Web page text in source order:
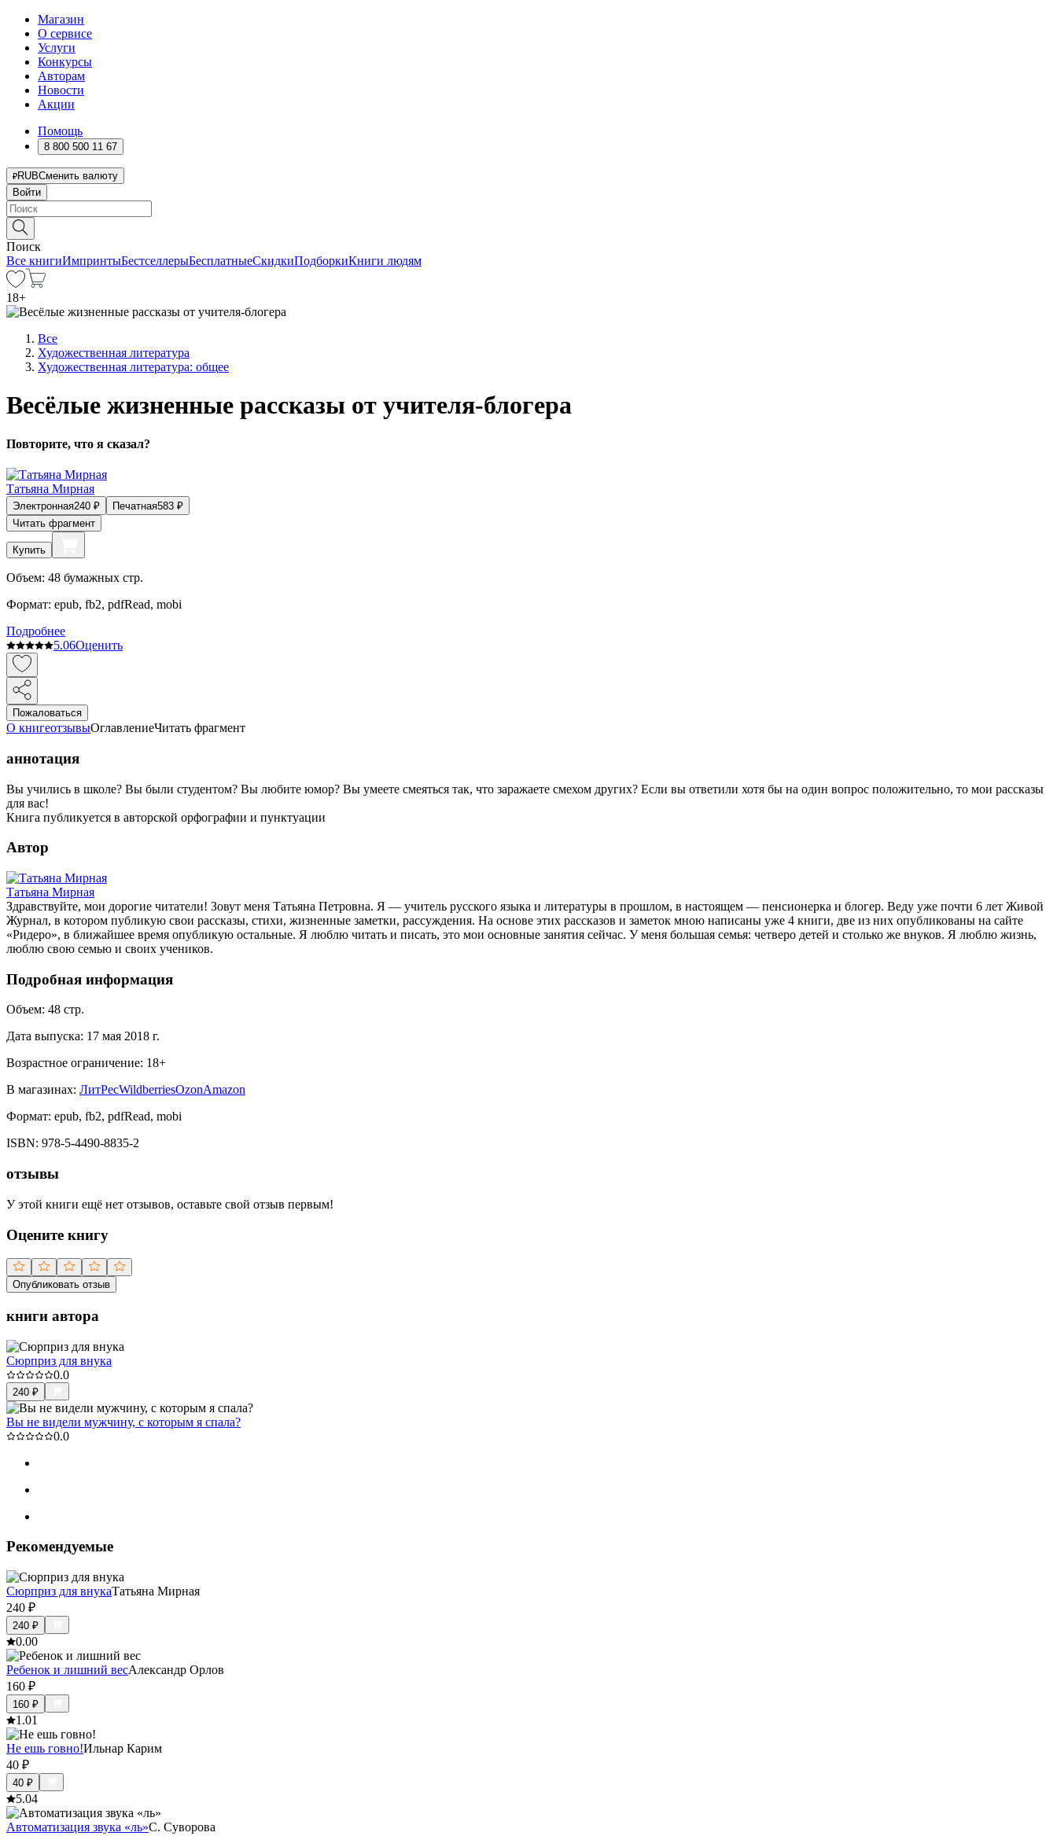
Магазин
О сервисе
Услуги
Конкурсы
Авторам
Новости
Акции
Помощь
8 800 500 11 67
RUBСменить валюту
Войти
Поиск
Все книгиИмпринтыБестселлерыБесплатныеСкидкиПодборкиКниги людям
18+
Все
Художественная литература
Художественная литература: общее
Весёлые жизненные рассказы от учителя-блогера
Повторите, что я сказал?
Татьяна Мирная
Электронная240 ₽ Печатная583 ₽
Читать фрагмент
Купить
Объем: 48 бумажных стр.
Формат: epub, fb2, pdfRead, mobi
Подробнее
5.06Оценить
Пожаловаться
О книгеотзывыОглавлениеЧитать фрагмент
аннотация
Вы учились в школе? Вы были студентом? Вы любите юмор? Вы умеете смеяться так, что заражаете смехом других? Если вы ответили хотя бы на один вопрос положительно, то мои рассказы
для вас!
Книга публикуется в авторской орфографии и пунктуации
Автор
Татьяна Мирная
Здравствуйте, мои дорогие читатели! Зовут меня Татьяна Петровна. Я — учитель русского языка и литературы в прошлом, в настоящем — пенсионерка и блогер. Веду уже почти 6 лет Живой
Журнал, в котором публикую свои рассказы, стихи, жизненные заметки, рассуждения. На основе этих рассказов и заметок мною написаны уже 4 книги, две из них опубликованы на сайте
«Ридеро», в ближайшее время опубликую остальные. Я люблю читать и писать, это мои основные занятия сейчас. У меня большая семья: четверо детей и столько же внуков. Я люблю жизнь,
люблю свою семью и своих учеников.
Подробная информация
Объем: 48 стр.
Дата выпуска: 17 мая 2018 г.
Возрастное ограничение: 18+
В магазинах: ЛитРесWildberriesOzonAmazon
Формат: epub, fb2, pdfRead, mobi
ISBN: 978-5-4490-8835-2
отзывы
У этой книги ещё нет отзывов, оставьте свой отзыв первым!
Оцените книгу
Опубликовать отзыв
книги автора
Сюрприз для внука
0.0
240 ₽
Вы не видели мужчину, с которым я спала?
0.0
Рекомендуемые
Сюрприз для внукаТатьяна Мирная
240 ₽
240 ₽
0.00
Ребенок и лишний весАлександр Орлов
160 ₽
160 ₽
1.01
Не ешь говно!Ильнар Карим
40 ₽
40 ₽
5.04
Автоматизация звука «ль»С. Суворова